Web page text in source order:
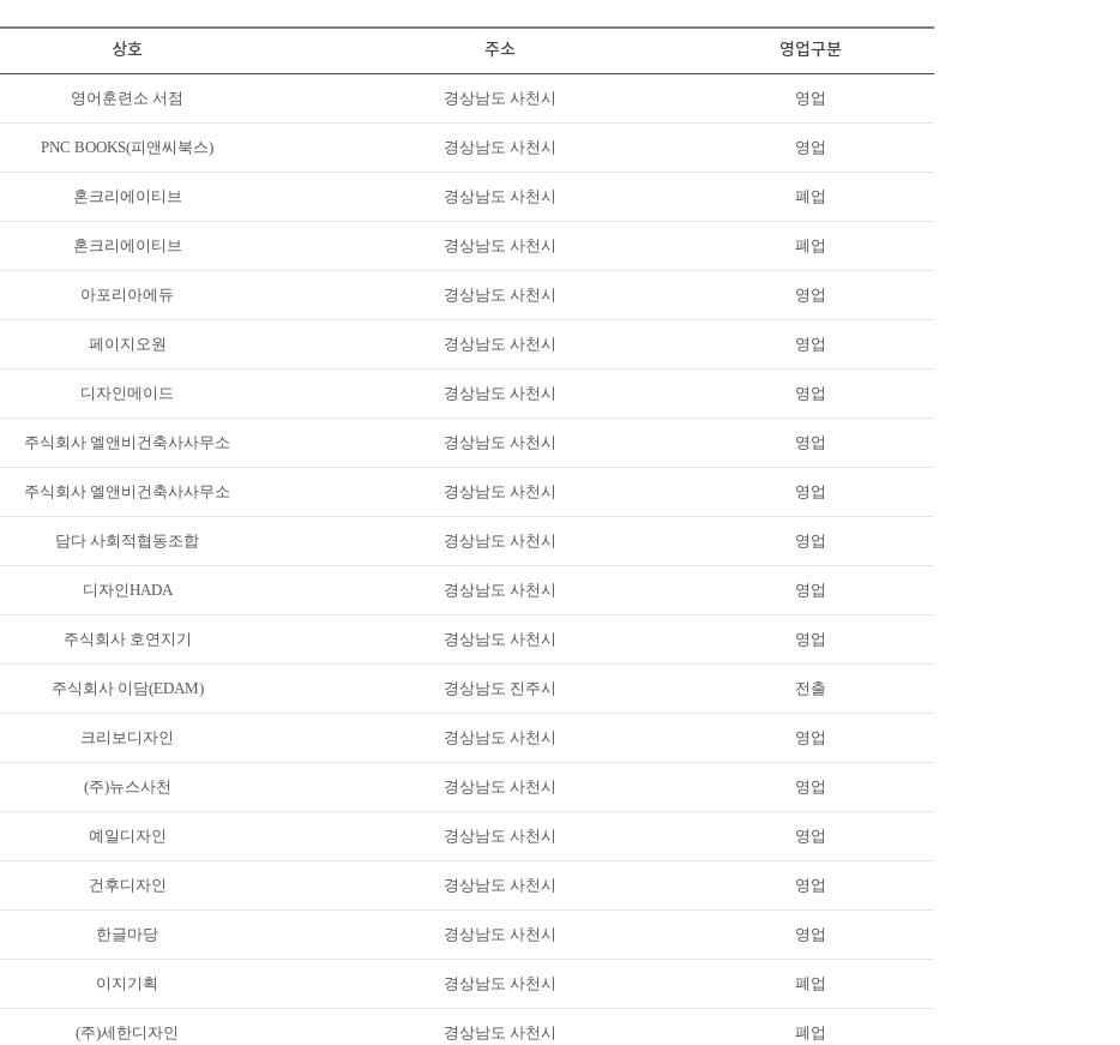
상호 주소 영업구분
영어훈련소 서점 경상남도 사천시 영업
PNC BOOKS(피앤씨북스) 경상남도 사천시 영업
혼크리에이티브 경상남도 사천시 폐업
혼크리에이티브 경상남도 사천시 폐업
아포리아에듀 경상남도 사천시 영업
페이지오원 경상남도 사천시 영업
디자인메이드 경상남도 사천시 영업
주식회사 엘앤비건축사사무소 경상남도 사천시 영업
주식회사 엘앤비건축사사무소 경상남도 사천시 영업
담다 사회적협동조합 경상남도 사천시 영업
디자인HADA 경상남도 사천시 영업
주식회사 호연지기 경상남도 사천시 영업
주식회사 이담(EDAM) 경상남도 진주시 전출
크리보디자인 경상남도 사천시 영업
(주)뉴스사천 경상남도 사천시 영업
예일디자인 경상남도 사천시 영업
건후디자인 경상남도 사천시 영업
한글마당 경상남도 사천시 영업
이지기획 경상남도 사천시 폐업
(주)세한디자인 경상남도 사천시 폐업